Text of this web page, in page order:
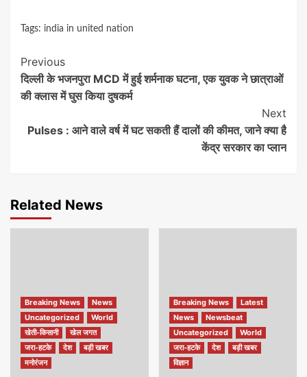
Tags: india in united nation
Continue
Reading
Previous
दिल्ली के भजनपुरा MCD में हुई शर्मनाक घटना, एक युवक ने छात्राओं
की क्लास में घुस किया दुषकर्म
Next
Pulses : आने वाले वर्ष में घट सकती हैं दालों की कीमत, जाने क्या है
केंद्र सरकार का प्लान
Related News
Breaking News
News
Uncategorized
World
खेती-किसानी
खेल जगत
जरा-हटके
देश
बड़ी खबर
मनोरंजन
Breaking News
Latest
News
Newsbeat
Uncategorized
World
जरा-हटके
देश
बड़ी खबर
विज्ञान